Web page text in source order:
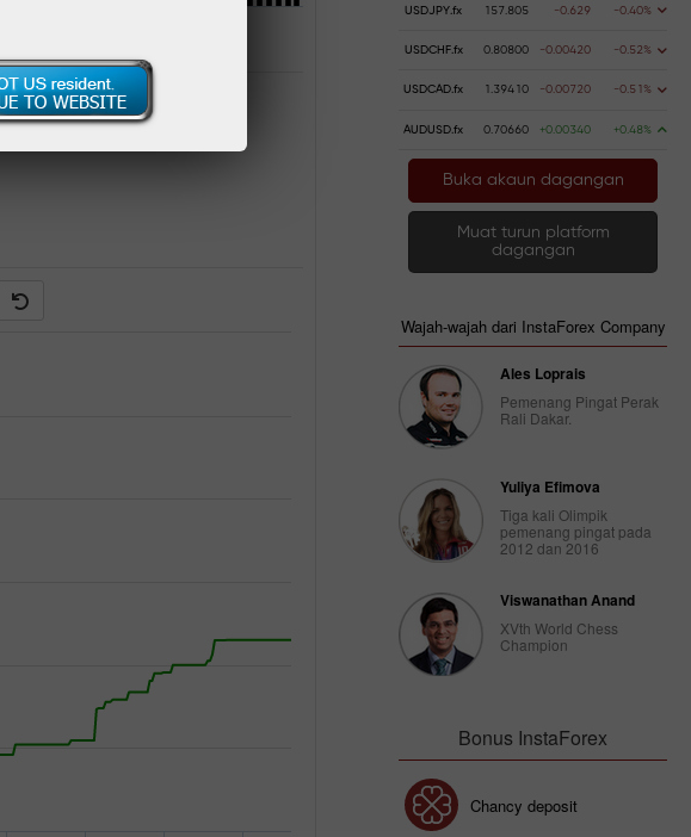
USDJPY.fx 157.805 -0.629 -0.40%
USDCHF.fx 0.80800 -0.00420 -0.52%
USDCAD.fx 1.39410 -0.00720 -0.51%
AUDUSD.fx 0.70660 +0.00340 +0.48%
Buka akaun dagangan
Muat turun platform
dagangan
Wajah-wajah dari InstaForex Company
Ales Loprais
Pemenang Pingat Perak
Rali Dakar.
Yuliya Efimova
Tiga kali Olimpik
pemenang pingat pada
2012 dan 2016
Viswanathan Anand
XVth World Chess
Champion
Bonus InstaForex
Chancy deposit